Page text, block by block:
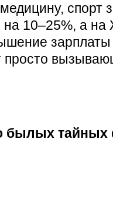
спорт
на 10–25%, а
просто
былых тайных